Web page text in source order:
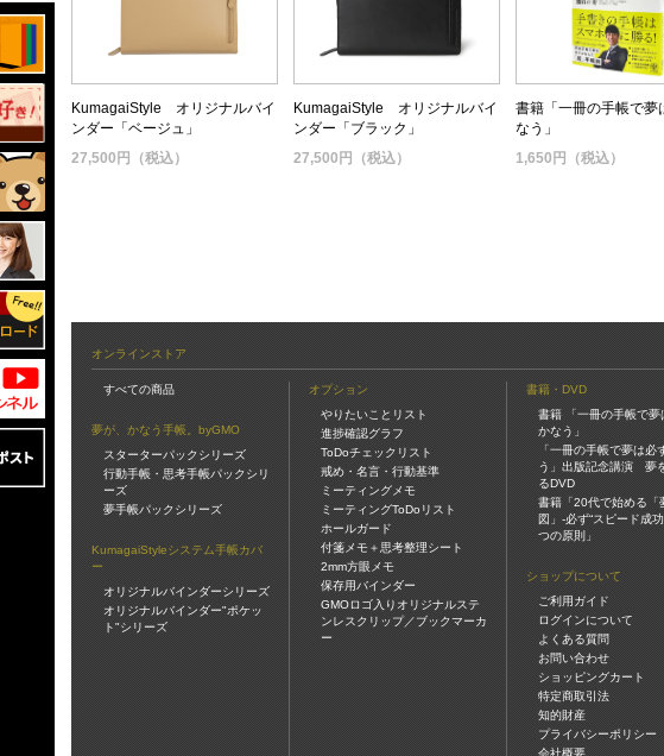
KumagaiStyle オリジナルバイ
ンダー「ベージュ」
27,500円（税込）
KumagaiStyle オリジナルバイ
ンダー「ブラック」
27,500円（税込）
書籍「一冊の手帳で夢
なう」
1,650円（税込）
オンラインストア
すべての商品
夢が、かなう手帳。byGMO
スターターパックシリーズ
行動手帳・思考手帳パックシリ
ーズ
夢手帳パックシリーズ
KumagaiStyleシステム手帳カバ
ー
オリジナルバインダーシリーズ
オリジナルバインダー"ポケッ
ト"シリーズ
オプション
やりたいことリスト
進捗確認グラフ
ToDoチェックリスト
戒め・名言・行動基準
ミーティングメモ
ミーティングToDoリスト
ホールガード
付箋メモ＋思考整理シート
2mm方眼メモ
保存用バインダー
GMOロゴ入りオリジナルステ
ンレスクリップ／ブックマーカ
ー
書籍・DVD
書籍 「一冊の手帳で夢
かなう」
「一冊の手帳で夢は必
う」出版記念講演 夢
るDVD
書籍「20代で始める「
図」-必ず“スピード成
つの原則」
ショップについて
ご利用ガイド
ログインについて
よくある質問
お問い合わせ
ショッピングカート
特定商取引法
知的財産
プライバシーポリシー
会社概要